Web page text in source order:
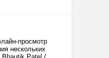
просмотр
нескольких